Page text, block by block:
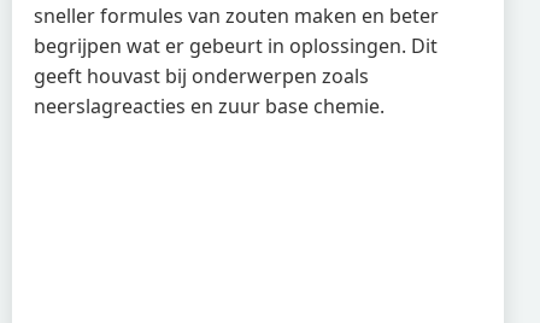
sneller formules van zouten maken en beter
begrijpen wat er gebeurt in oplossingen. Dit
geeft houvast bij onderwerpen zoals
neerslagreacties en zuur base chemie.